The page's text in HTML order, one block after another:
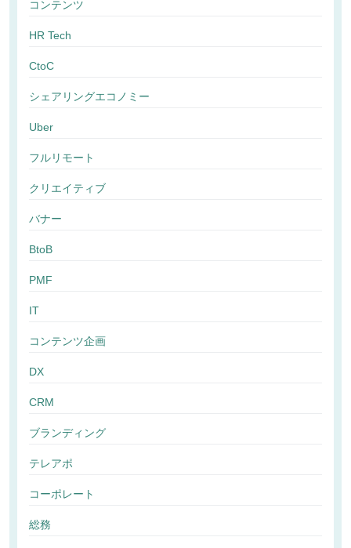
コンテンツ
HR Tech
CtoC
シェアリングエコノミー
Uber
フルリモート
クリエイティブ
バナー
BtoB
PMF
IT
コンテンツ企画
DX
CRM
ブランディング
テレアポ
コーポレート
総務